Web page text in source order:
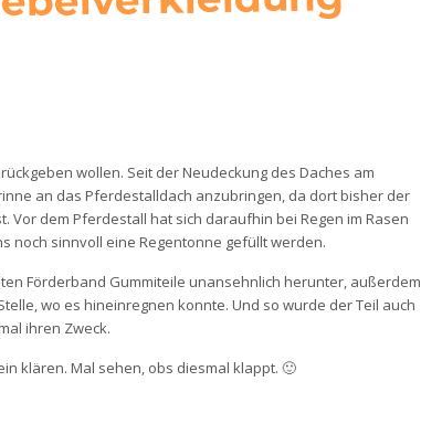
wollen. Seit der Neudeckung des Daches am
an das Pferdestalldach anzubringen, da dort bisher der
Vor dem Pferdestall hat sich daraufhin bei Regen im Rasen
noch sinnvoll eine Regentonne gefüllt werden.
Förderband Gummiteile unansehnlich herunter, außerdem
wo es hineinregnen konnte. Und so wurde der Teil auch
ihren Zweck.
klären. Mal sehen, obs diesmal klappt. 🙂